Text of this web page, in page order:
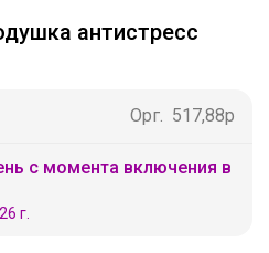
антистресс
Орг. 517,88р
с момента включения в
г.